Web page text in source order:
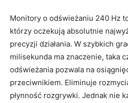
Monitory o odświeżaniu 240 Hz
którzy oczekują absolutnie
precyzji działania. W szybkich
milisekunda ma znaczenie, taka
odświeżania pozwala na
przeciwnikiem. Eliminuje
płynność rozgrywki. Jednak nie